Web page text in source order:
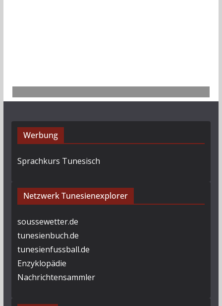
Werbung
Sprachkurs Tunesisch
Netzwerk Tunesienexplorer
soussewetter.de
tunesienbuch.de
tunesienfussball.de
Enzyklopädie
Nachrichtensammler